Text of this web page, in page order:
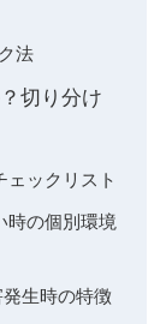
法
切り分け
ェックリスト
時の個別環境
生時の特徴